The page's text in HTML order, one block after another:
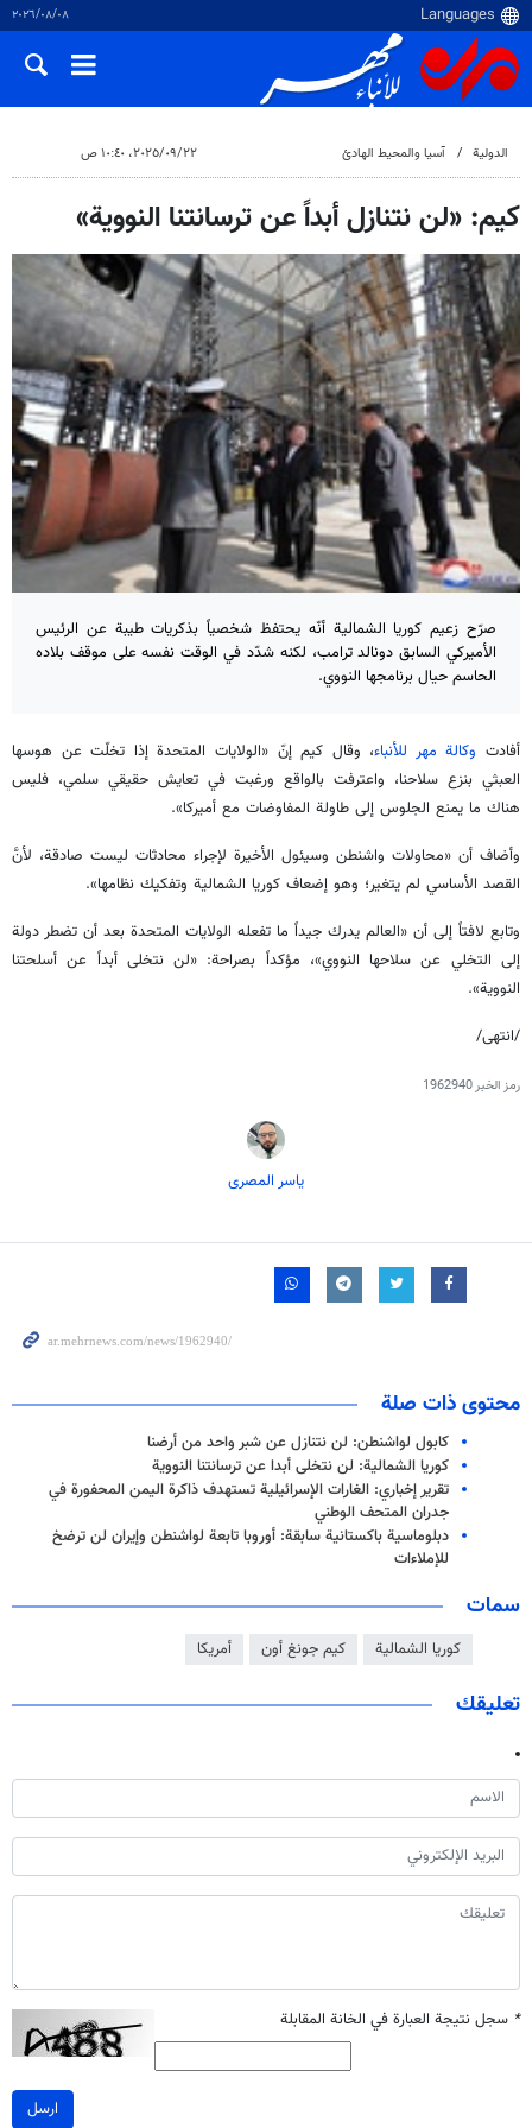
٠٨‏/٠٨‏/٢٠٢٦
الدولية آسيا والمحيط الهادئ ٢٢‏/٠٩‏/٢٠٢٥، ١٠:٤٠ ص
كيم: «لن نتنازل أبداً عن ترسانتنا النووية»
صرّح زعيم كوريا الشمالية أنّه يحتفظ شخصياً بذكريات طيبة عن الرئيس
الأميركي السابق دونالد ترامب، لكنه شدّد في الوقت نفسه على موقف بلاده
الحاسم حيال برنامجها النووي.
أفادت وكالة مهر للأنباء، وقال كيم إنّ «الولايات المتحدة إذا تخلّت عن هوسها
العبثي بنزع سلاحنا، واعترفت بالواقع ورغبت في تعايش حقيقي سلمي، فليس
هناك ما يمنع الجلوس إلى طاولة المفاوضات مع أميركا».
وأضاف أن «محاولات واشنطن وسيئول الأخيرة لإجراء محادثات ليست صادقة، لأنَّ
القصد الأساسي لم يتغير؛ وهو إضعاف كوريا الشمالية وتفكيك نظامها».
وتابع لافتاً إلى أن «العالم يدرك جيداً ما تفعله الولايات المتحدة بعد أن تضطر دولة
إلى التخلي عن سلاحها النووي»، مؤكداً بصراحة: «لن نتخلى أبداً عن أسلحتنا
النووية».
/انتهى/
رمز الخبر1962940
یاسر المصری
محتوى ذات صلة
كابول لواشنطن: لن نتنازل عن شبر واحد من أرضنا
كوريا الشمالية: لن نتخلى أبدا عن ترسانتنا النووية
تقرير إخباري: الغارات الإسرائيلية تستهدف ذاكرة اليمن المحفورة في
جدران المتحف الوطني
دبلوماسية باكستانية سابقة: أوروبا تابعة لواشنطن وإيران لن ترضخ
للإملاءات
سمات
كوريا الشمالية كيم جونغ أون أمريكا
تعليقك
* سجل نتيجة العبارة في الخانة المقابلة
ارسل